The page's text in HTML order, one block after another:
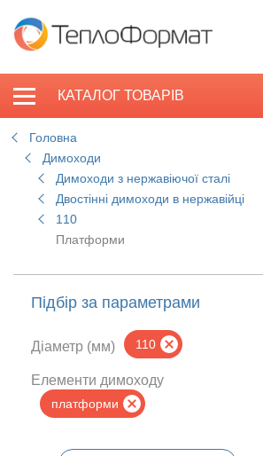
КАТАЛОГ ТОВАРІВ
Головна
Димоходи
Димоходи з нержавіючої сталі
Двостінні димоходи в нержавійці
110
Платформи
Підбір за параметрами
Діаметр (мм) 110
Елементи димоходу
платформи